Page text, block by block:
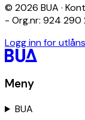
© 2026 BUA ·
- Org.nr: 924 290
Logg inn for
Meny
BUA